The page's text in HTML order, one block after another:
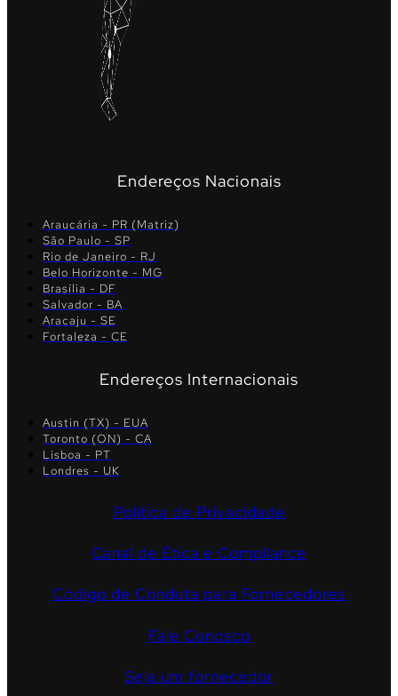
Endereços Nacionais
Araucária - PR (Matriz)
São Paulo - SP
Rio de Janeiro - RJ
Belo Horizonte - MG
Brasília - DF
Salvador - BA
Aracaju - SE
Fortaleza - CE
Endereços Internacionais
Austin (TX) - EUA
Toronto (ON) - CA
Lisboa - PT
Londres - UK
Política de Privacidade
Canal de Ética e Compliance
Código de Conduta para Fornecedores
Fale Conosco
Seja um fornecedor